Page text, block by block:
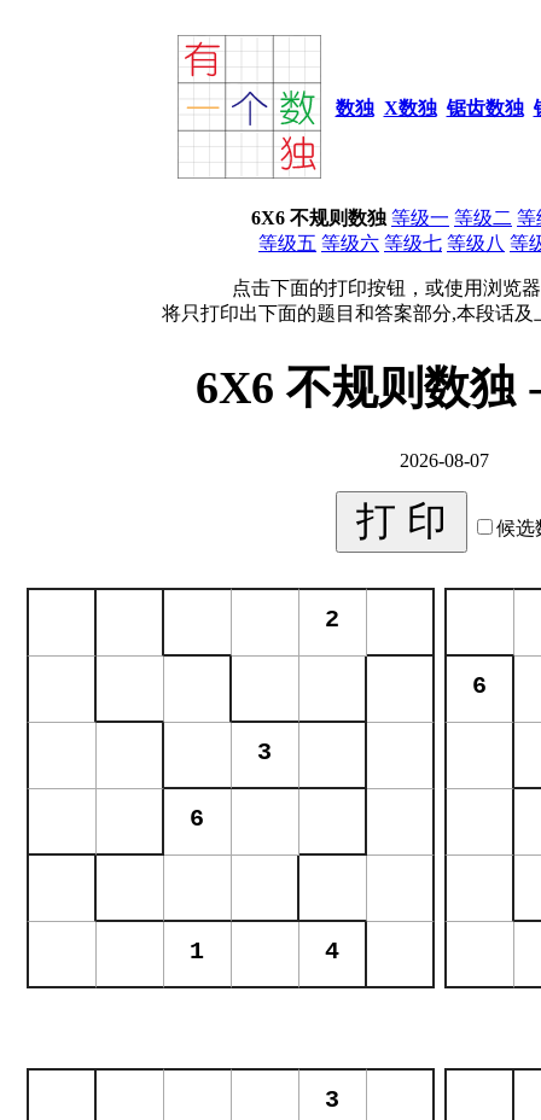
数独 X数独 锯齿数独
6X6 不规则数独 等级一 等级二 等
等级五 等级六 等级七 等级八 等
点击下面的打印按钮，或使用浏览
将只打印出下面的题目和答案部分,本段话
6X6 不规则数独
2026-08-07
候选